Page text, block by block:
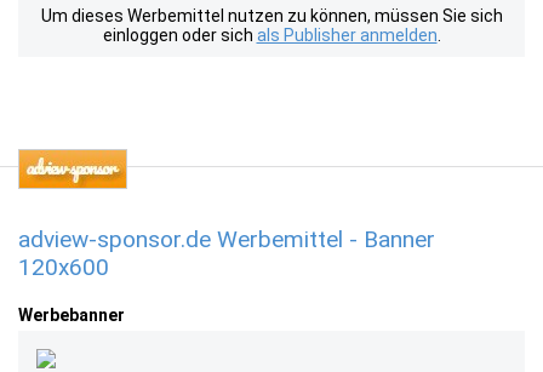
Um dieses Werbemittel nutzen zu können, müssen Sie sich
einloggen oder sich als Publisher anmelden
adview-sponsor.de Werbemittel - Banner
120x600
Werbebanner